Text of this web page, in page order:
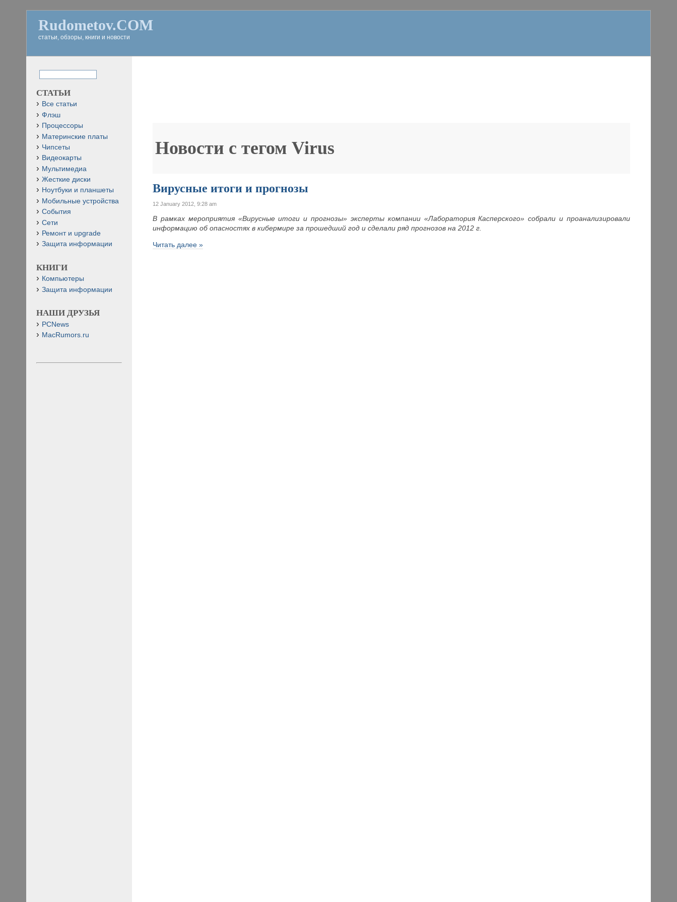
Rudometov.COM
статьи, обзоры, книги и новости
Новости с тегомVirus
Вирусные итоги и прогнозы
12 January 2012, 9:28 am
В рамках мероприятия «Вирусные итоги и прогнозы» эксперты компании «Лаборатория Касперского» собрали и проанализировали
информацию об опасностях в кибермире за прошедший год и сделали ряд прогнозов на 2012 г.
Читать далее »
СТАТЬИ
Все статьи
Флэш
Процессоры
Материнские платы
Чипсеты
Видеокарты
Мультимедиа
Жесткие диски
Ноутбуки и планшеты
Мобильные устройства
События
Сети
Ремонт и upgrade
Защита информации
КНИГИ
Компьютеры
Защита информации
НАШИ ДРУЗЬЯ
PCNews
MacRumors.ru